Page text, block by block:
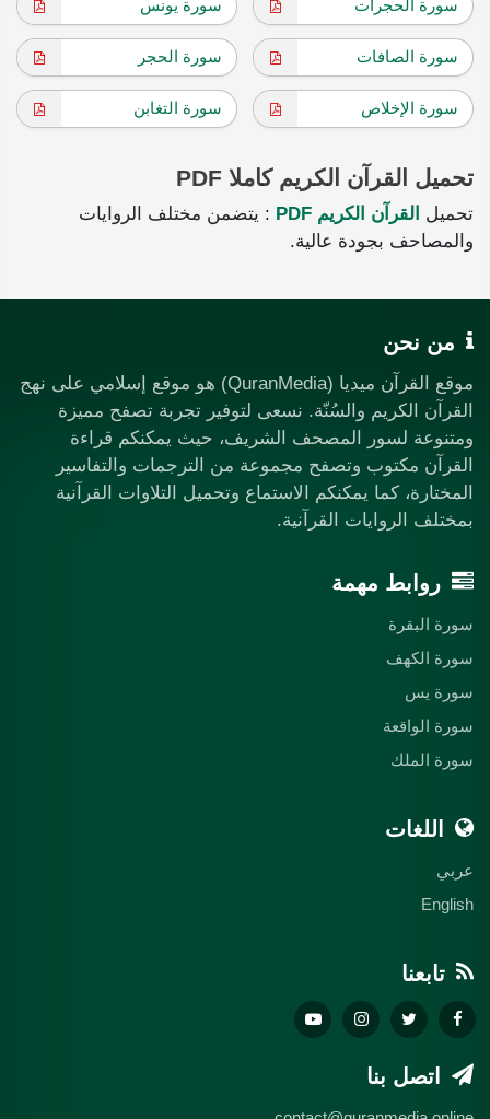
سورة الحجرات سورة يونس
سورة الصافات سورة الحجر
سورة الإخلاص سورة التغابن
تحميل القرآن الكريم كاملا PDF
تحميل القرآن الكريم PDF
: يتضمن مختلف الروايات
والمصاحف بجودة عالية.
من نحن
موقع القرآن ميديا (QuranMedia) هو موقع إسلامي على نهج
القرآن الكريم والسُنّة. نسعى لتوفير تجربة تصفح مميزة
ومتنوعة لسور المصحف الشريف، حيث يمكنكم قراءة
القرآن مكتوب وتصفح مجموعة من الترجمات والتفاسير
المختارة، كما يمكنكم الاستماع وتحميل التلاوات القرآنية
بمختلف الروايات القرآنية.
روابط مهمة
سورة البقرة
سورة الكهف
سورة يس
سورة الواقعة
سورة الملك
اللغات
عربي
English
تابعنا
اتصل بنا